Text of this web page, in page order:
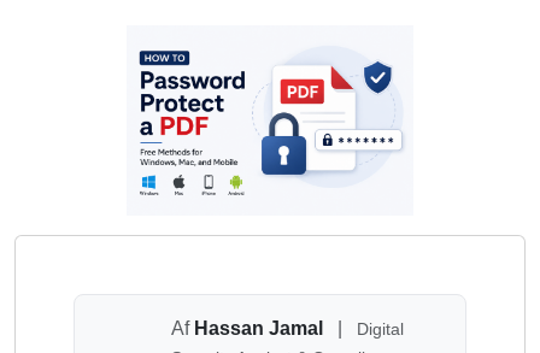
Af Hassan Jamal
Digital